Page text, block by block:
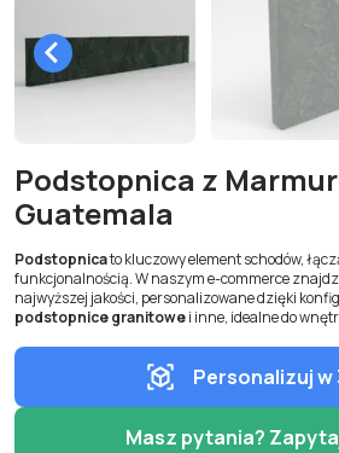
Podstopnica z
Guatemala
Podstopnicato kluczowy element schodów,
funkcjonalnością. W naszym e-commerce
najwyższej jakości, personalizowane dzięki
podstopnice granitowei inne, idealne do
Personalizuj w
Masz pytania?